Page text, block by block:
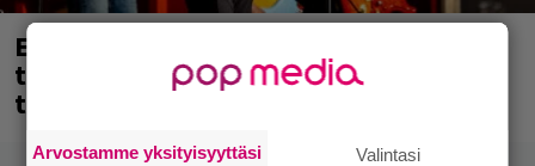
Eppu Normaalin viimeinen keikka
tänään – katso kuvagalleria torstailta
täältä
Arvostamme yksityisyyttäsi Valintasi